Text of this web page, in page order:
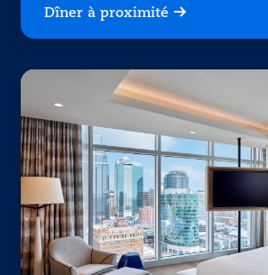
Dîner à proximité